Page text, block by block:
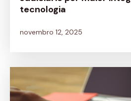
tecnologia
novembro 12, 2025